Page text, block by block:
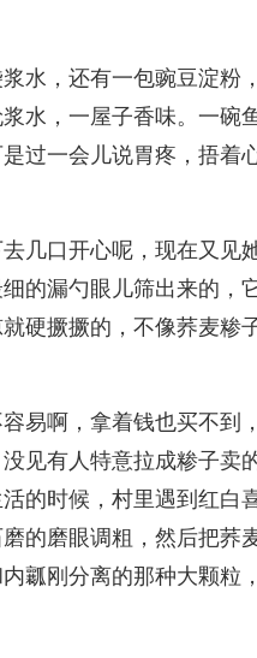
水，还有一包豌豆淀粉
水，一屋子香味。一碗
过一会儿说胃疼，捂着
几口开心呢，现在又见
的漏勺眼儿筛出来的，
硬撅撅的，不像荞麦糁
易啊，拿着钱也买不到
见有人特意拉成糁子卖
的时候，村里遇到红白
的磨眼调粗，然后把荞
瓤刚分离的那种大颗粒